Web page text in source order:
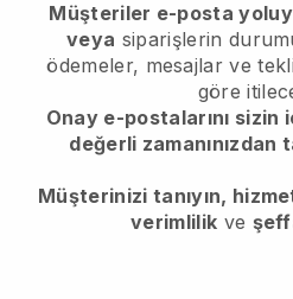
Müşteriler e-posta
veya siparişlerin
ödemeler, mesajlar ve
göre
Onay e-postalarını
değerli
Müşterinizi tanıyın,
verimlilik ve